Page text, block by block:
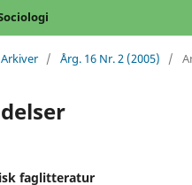
Arkiver / Årg. 16 Nr. 2 (2005) /
faglitteratur